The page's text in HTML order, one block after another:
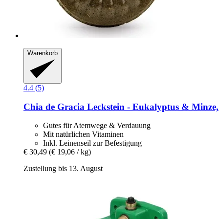
Warenkorb
4.4 (5)
Chia de Gracia Leckstein -​ Eukalyptus &
Gutes für Atemwege & Verdauung
Mit natürlichen Vitaminen
Inkl. Leinenseil zur Befestigung
€ 30,49 (€ 19,06 / kg)
Zustellung bis 13. August